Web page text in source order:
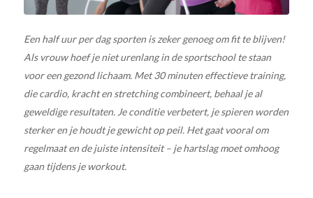
Een half uur per dag sporten is zeker genoeg om fit te blijven!
Als vrouw hoef je niet urenlang in de sportschool te staan
voor een gezond lichaam. Met 30 minuten effectieve training,
die cardio, kracht en stretching combineert, behaal je al
geweldige resultaten. Je conditie verbetert, je spieren worden
sterker en je houdt je gewicht op peil. Het gaat vooral om
regelmaat en de juiste intensiteit – je hartslag moet omhoog
gaan tijdens je workout.